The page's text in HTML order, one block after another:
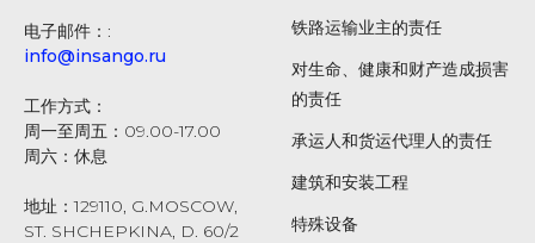
电子邮件：:
info@insango.ru
工作方式：
周一至周五：09.00-17.00
周六：休息
地址：129110, G.MOSCOW,
ST. SHCHEPKINA, D. 60/2
铁路运输业主的责任
对生命、健康和财产造成损害
的责任
承运人和货运代理人的责任
建筑和安装工程
特殊设备